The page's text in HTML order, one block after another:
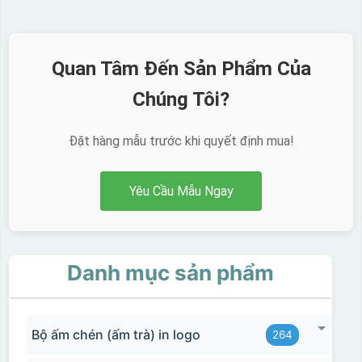
Ưu, nhược điểm của in Decal trượt nước
trên gốm sứ
Quan Tâm Đến Sản Phẩm Của
Chúng Tôi?
Đặt hàng mẫu trước khi quyết định mua!
Yêu Cầu Mẫu Ngay
Danh mục sản phẩm
Bộ ấm chén (ấm trà) in logo 264